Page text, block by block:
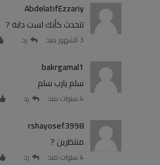
AbdelatifEzzariy
تتحدث كأنك لست دابة ?
3 الشهور منذ رد
bakrgamal1
سلم يارب سلم
4 سنوات منذ رد
rshayosef3998
منتظرين ?
4 سنوات منذ رد